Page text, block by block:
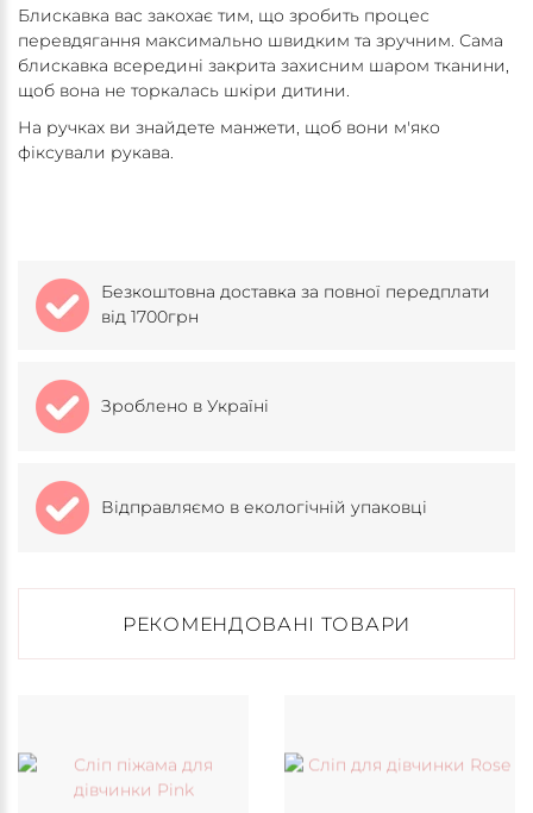
Блискавка вас закохає тим, що зробить процес
перевдягання максимально швидким та зручним. Сама
блискавка всередині закрита захисним шаром тканини,
щоб вона не торкалась шкіри дитини.
На ручках ви знайдете манжети, щоб вони м'яко
фіксували рукава.
Безкоштовна доставка за повної передплати
від 1700грн
Зроблено в Україні
Відправляємо в екологічній упаковці
РЕКОМЕНДОВАНІ ТОВАРИ